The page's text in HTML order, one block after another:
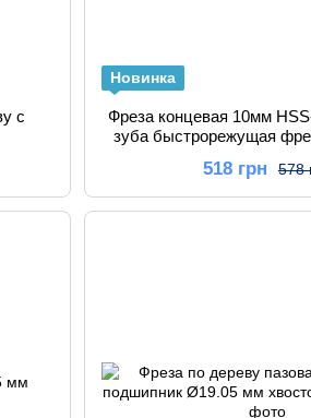
с
Новинка
Фреза концевая 10мм
зуба быстрорежущая
578
518 грн